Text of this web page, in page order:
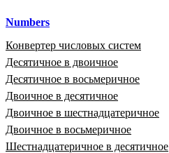
Numbers
Конвертер числовых систем
Десятичное в двоичное
Десятичное в восьмеричное
Двоичное в десятичное
Двоичное в шестнадцатеричное
Двоичное в восьмеричное
Шестнадцатеричное в десятичное